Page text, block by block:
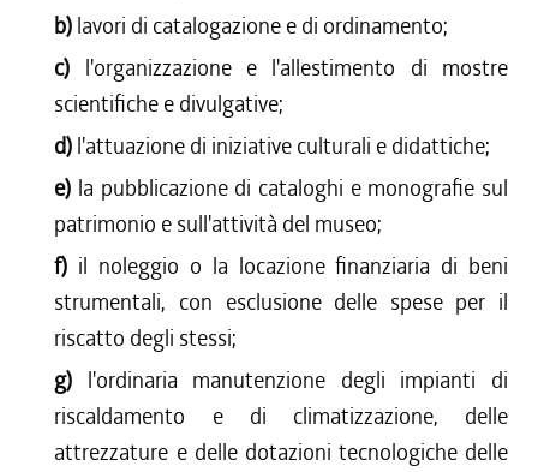
b) lavori di catalogazione e di ordinamento;
c) l'organizzazione e l'allestimento di mostre
scientifiche e divulgative;
d) l'attuazione di iniziative culturali e didattiche;
e) la pubblicazione di cataloghi e monografie sul
patrimonio e sull'attività del museo;
f) il noleggio o la locazione finanziaria di beni
strumentali, con esclusione delle spese per il
riscatto degli stessi;
g) l'ordinaria manutenzione degli impianti di
riscaldamento e di climatizzazione, delle
attrezzature e delle dotazioni tecnologiche delle